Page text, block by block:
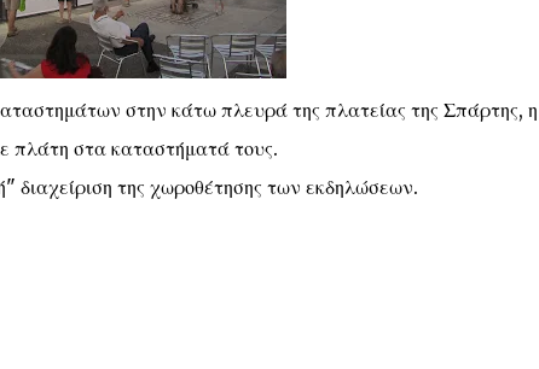
στην κάτω πλευρά της πλατείας της Σπάρτης, η
πλάτη στα καταστήματά τους.
διαχείριση της χωροθέτησης των εκδηλώσεων.